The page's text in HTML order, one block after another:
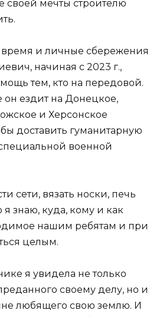
своей мечты строителю
время и личные сбережения
начиная с 2023 г.,
тем, кто на передовой.
ездит на Донецкое,
и Херсонское
доставить гуманитарную
военной
сети, вязать носки, печь
знаю, куда, кому и как
нашим ребятам и при
целым.
я увидела не только
своему делу, но и
любящего свою землю. И